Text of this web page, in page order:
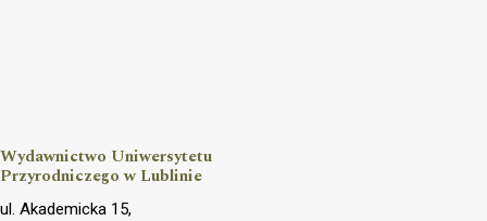
Wydawnictwo Uniwersytetu
Przyrodniczego w Lublinie
ul. Akademicka 15,